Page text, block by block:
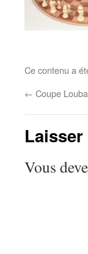
Ce contenu a
← Coupe
Vous